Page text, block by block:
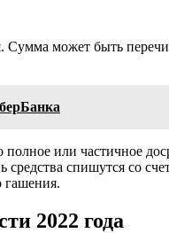
может быть
или частичное
спишутся со
гашения.
2022 года